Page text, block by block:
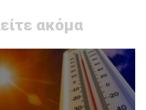
ακόμα